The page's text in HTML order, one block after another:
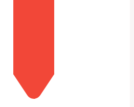
причин